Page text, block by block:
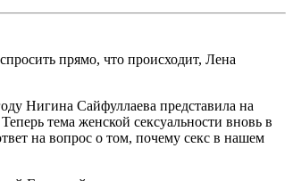
прямо, что происходит, Лена
Нигина Сайфуллаева представила на
тема женской сексуальности вновь в
на вопрос о том, почему секс в нашем